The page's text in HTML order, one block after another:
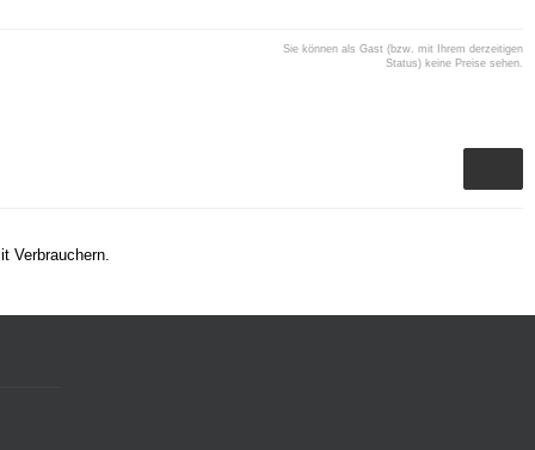
Sie können als Gast (bzw. mit Ihrem derzeitigen
Status) keine Preise sehen.
Verbrauchern.